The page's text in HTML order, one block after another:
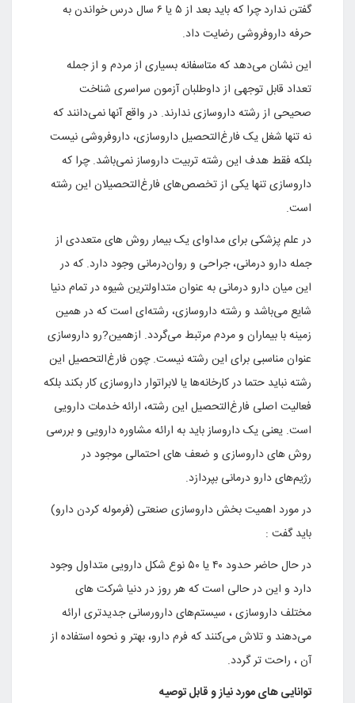
گفتن ندارد چرا که باید بعد از ۵ یا ۶ سال درس خواندن به
حرفه داروفروشی رضایت داد.
این نشان می‌دهد که متاسفانه بسیاری از مردم و از جمله
تعداد قابل توجهی از داوطلبان آزمون سراسری شناخت
صحیحی از رشته داروسازی ندارند. در واقع آنها نمی‌دانند که
نه تنها شغل یک فارغ‌التحصیل داروسازی، داروفروشی نیست
بلکه فقط هدف این رشته تربیت داروساز نمی‌باشد. چرا که
داروسازی تنها یکی از تخصص‌های فارغ‌التحصیلان این رشته
است.
در علم پزشکی برای مداوای یک بیمار روش های متعددی از
جمله دارو درمانی، جراحی و روان‌درمانی وجود دارد. که در
این میان دارو درمانی به عنوان متداولترین شیوه در تمام دنیا
شایع می‌باشد و رشته داروسازی، رشته‌ای است که در همین
زمینه با بیماران و مردم مرتبط می‌گردد. ازهمین?رو داروسازی
عنوان مناسبی برای این رشته نیست. چون‌ فارغ‌التحصیل این
رشته نباید حتما در کارخانه‌ها یا لابراتوار داروسازی کار بکند بلکه
فعالیت اصلی فارغ‌التحصیل این رشته، ارائه خدمات دارویی
است. یعنی یک داروساز باید به ارائه مشاوره دارویی و بررسی
روش های داروسازی و ضعف های احتمالی موجود در
رژیم‌های دارو درمانی بپردازد.
در مورد اهمیت بخش داروسازی صنعتی (فرموله کردن دارو)
باید گفت :
در حال حاضر حدود ۴۰ یا ۵۰ نوع شکل دارویی متداول وجود
دارد و این در حالی است که هر روز در دنیا شرکت های
مختلف داروسازی ، سیستم‌های دارورسانی جدیدتری ارائه
می‌دهند و تلاش می‌کنند که فرم دارو، بهتر و نحوه استفاده از
آن ، راحت تر گردد.
توانایی های مورد نیاز و قابل توصیه